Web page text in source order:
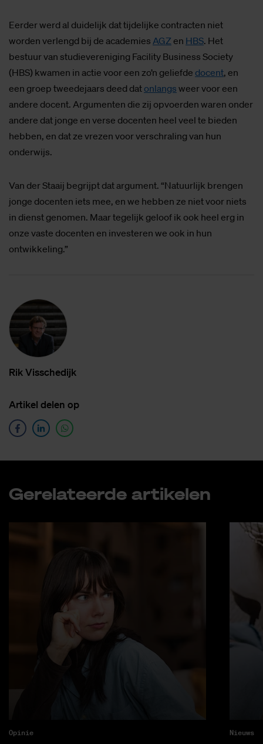
Eerder werd al duidelijk dat tijdelijke contracten niet
worden verlengd bij de academies AGZ en HBS. Het
bestuur van studievereniging Facility Business Society
(HBS) kwamen in actie voor een zo’n geliefde docent, en
een groep tweedejaars deed dat onlangs weer voor een
andere docent. Argumenten die zij opvoerden waren onder
andere dat jonge en verse docenten heel veel te bieden
hebben, en dat ze vrezen voor verschraling van hun
onderwijs.
Van der Staaij begrijpt dat argument. “Natuurlijk brengen
jonge docenten iets mee, en we hebben ze niet voor niets
in dienst genomen. Maar tegelijk geloof ik ook heel erg in
onze vaste docenten en investeren we ook in hun
ontwikkeling.”
Rik Vis­sche­dijk
Ar­ti­kel de­len op
Ge­re­la­teer­de ar­ti­ke­len
Opinie Nieuws